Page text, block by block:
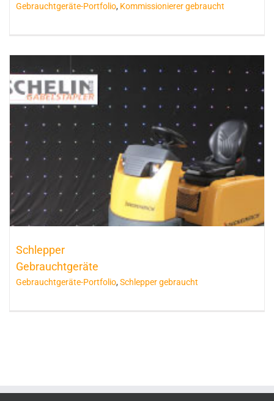
Gebrauchtgeräte-Portfolio, Kommissionierer gebraucht
Schlepper
Gebrauchtgeräte
Gebrauchtgeräte-Portfolio, Schlepper gebraucht